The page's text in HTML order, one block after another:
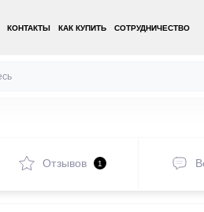
КОНТАКТЫ КАК КУПИТЬ СОТРУДНИЧЕСТВО
Отзывов 1